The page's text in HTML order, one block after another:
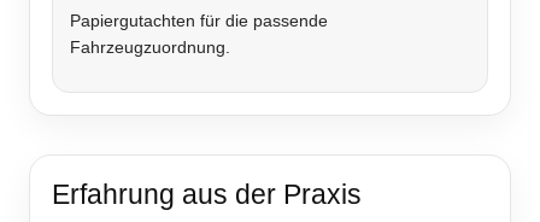
Papiergutachten für die passende
Fahrzeugzuordnung.
Erfahrung aus der Praxis